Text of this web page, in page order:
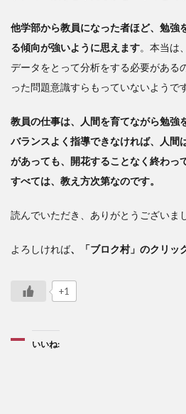
他学部から教員になった者ほど、勉強
る傾向が強いように思えます。本当は
データをとって分析をする必要がある
った問題意識すらもっていないようです
教員の仕事は、人間を育てながら勉強
バランスよく指導できなければ、人間
があっても、開花することなく終わっ
すべては、教え方次第なのです。
読んでいただき、ありがとうございま
よろしければ、「ブロク村」のクリッ
+1
いいね: